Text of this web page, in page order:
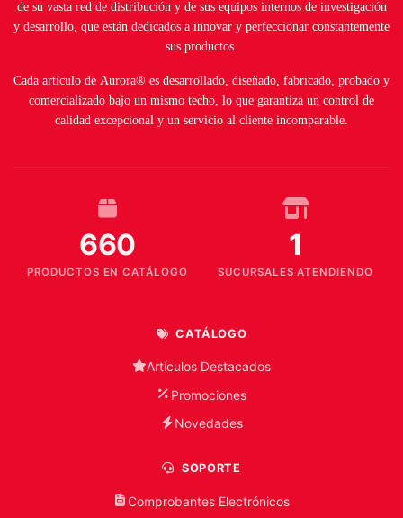
de su vasta red de distribución y de sus equipos internos de investigación
y desarrollo, que están dedicados a innovar y perfeccionar constantemente
sus productos.
Cada artículo de Aurora® es desarrollado, diseñado, fabricado, probado y
comercializado bajo un mismo techo, lo que garantiza un control de
calidad excepcional y un servicio al cliente incomparable.
660
PRODUCTOS EN CATÁLOGO
1
SUCURSALES ATENDIENDO
CATÁLOGO
Artículos Destacados
Promociones
Novedades
SOPORTE
Comprobantes Electrónicos